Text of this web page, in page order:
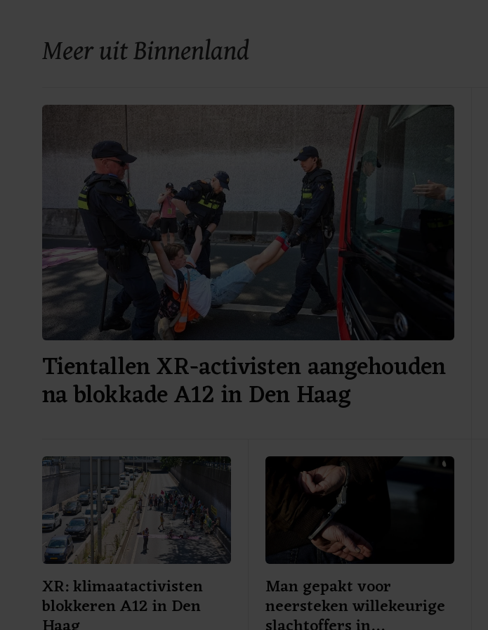
Meer uit Binnenland
Tientallen XR-activisten aangehouden
na blokkade A12 in Den Haag
XR: klimaatactivisten
blokkeren A12 in Den
Man gepakt voor
neersteken willekeurige